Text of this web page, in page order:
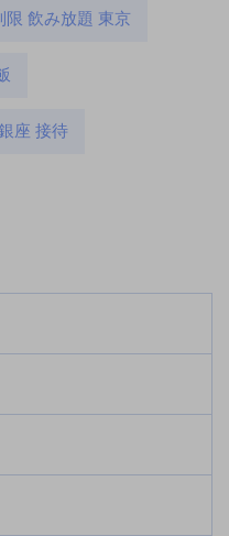
限 飲み放題 東京
座 接待